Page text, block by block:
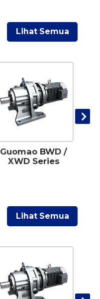
Lihat Semua
Guomao BWD /
XWD Series
Lihat Semua